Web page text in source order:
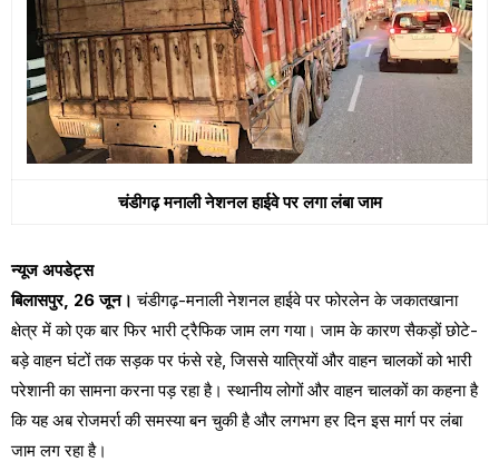
चंडीगढ़ मनाली नेशनल हाईवे पर लगा लंबा जाम
न्यूज अपडेट्स
बिलासपुर, 26 जून।चंडीगढ़-मनाली नेशनल हाईवे पर फोरलेन के जकातखाना
क्षेत्र में को एक बार फिर भारी ट्रैफिक जाम लग गया। जाम के कारण सैकड़ों छोटे-
बड़े वाहन घंटों तक सड़क पर फंसे रहे, जिससे यात्रियों और वाहन चालकों को भारी
परेशानी का सामना करना पड़ रहा है। स्थानीय लोगों और वाहन चालकों का कहना है
कि यह अब रोजमर्रा की समस्या बन चुकी है और लगभग हर दिन इस मार्ग पर लंबा
जाम लग रहा है।